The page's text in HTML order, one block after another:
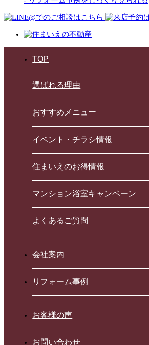
TOP
選ばれる理由
おすすめメニュー
イベント・チラシ情報
住まいえのお得情報
マンション浴室キャンペーン
よくあるご質問
会社案内
リフォーム事例
お客様の声
お問い合わせ